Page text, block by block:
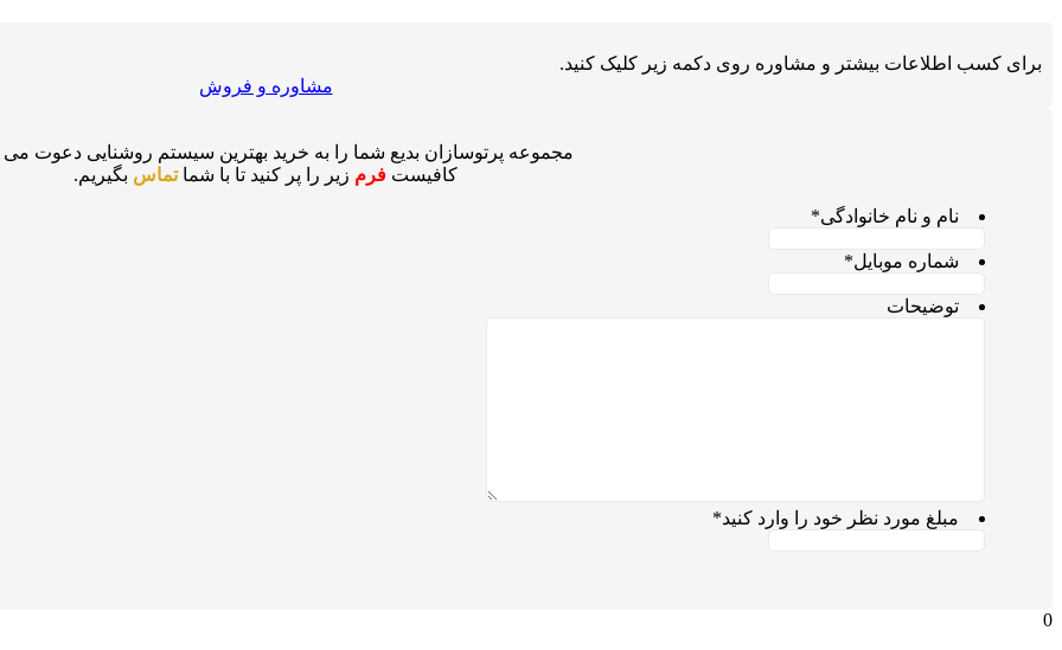
برای کسب اطلاعات بیشتر و مشاوره روی دکمه زیر کلیک کنید.
مشاوره و فروش
مجموعه پرتوسازان بدیع شما را به خرید بهترین سیستم روشنایی دعوت می
کافیست فرم زیر را پر کنید تا با شماتماس بگیریم.
نام و نام خانوادگی*
شماره موبایل*
توضیحات
مبلغ مورد نظر خود را وارد کنید*
0